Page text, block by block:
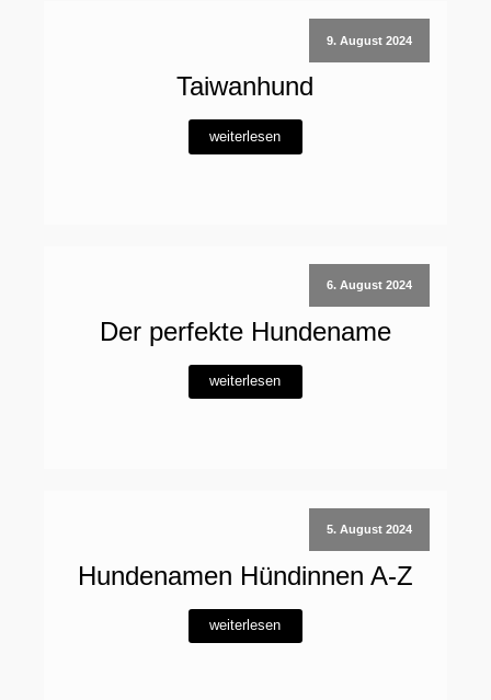
9. August 2024
Taiwanhund
weiterlesen
6. August 2024
Der perfekte Hundename
weiterlesen
5. August 2024
Hundenamen Hündinnen A-Z
weiterlesen